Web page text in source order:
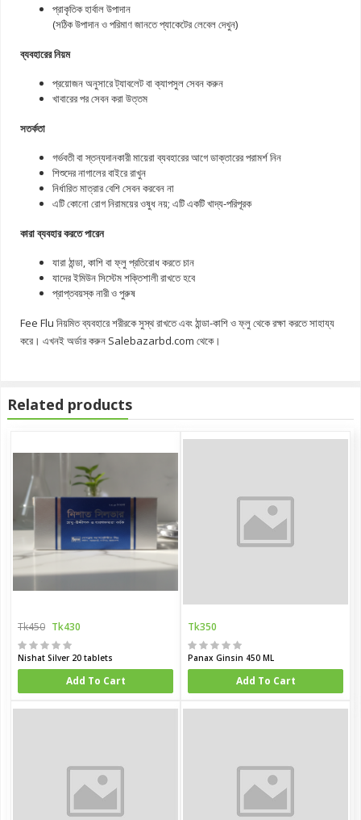
প্রাকৃতিক হার্বাল উপাদান
(সঠিক উপাদান ও পরিমাণ জানতে প্যাকেটের লেবেল দেখুন)
ব্যবহারের নিয়ম
প্রয়োজন অনুসারে ট্যাবলেট বা ক্যাপসুল সেবন করুন
খাবারের পর সেবন করা উত্তম
সতর্কতা
গর্ভবতী বা স্তন্যদানকারী মায়েরা ব্যবহারের আগে ডাক্তারের পরামর্শ নিন
শিশুদের নাগালের বাইরে রাখুন
নির্ধারিত মাত্রার বেশি সেবন করবেন না
এটি কোনো রোগ নিরাময়ের ওষুধ নয়; এটি একটি খাদ্য-পরিপূরক
কারা ব্যবহার করতে পারেন
যারা ঠান্ডা, কাশি বা ফ্লু প্রতিরোধ করতে চান
যাদের ইমিউন সিস্টেম শক্তিশালী রাখতে হবে
প্রাপ্তবয়স্ক নারী ও পুরুষ
Fee Flu নিয়মিত ব্যবহারে শরীরকে সুস্থ রাখতে এবং ঠান্ডা-কাশি ও ফ্লু থেকে রক্ষা করতে সাহায্য
করে। এখনই অর্ডার করুন Salebazarbd.com থেকে।
Related products
Tk450 Tk430
Nishat Silver 20 tablets
Add To Cart
Tk350
Panax Ginsin 450 ML
Add To Cart